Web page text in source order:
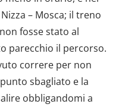
– Mosca; il treno
fosse stato al
parecchio il percorso.
correre per non
sbagliato e la
obbligandomi a